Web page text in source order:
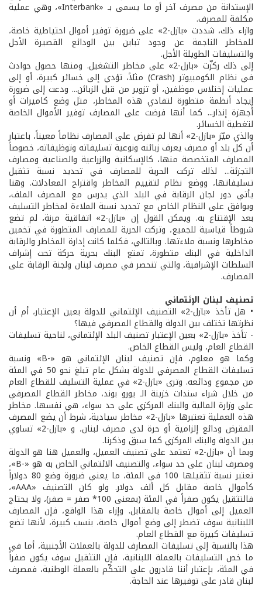
الإستدانة من مصرف آخر أو ما يسمى بـ «Interbank»، وهي عملية
مكلفة للمصرف.
وازاء ذلك، شددت «بازل-2» على ضرورة توفير أموال احتياطية خاصة،
للمخاطر الناجمة عن وجود تباين بين الودائع القصيرة الأجل
والتسليفات الطويلة الأجل.
إلى ذلك ركزّت «بازل-2» على مخاطر التشغيل. ومنها حصول حوادث
في نظام الكومبيوتر (Crash) مثلاً، تؤدي إلى خسائر كبيرة، أو إلى
عمليات إختلاس موظفين، أو تزوير من قبل الزبائن... ودعت إلى ضرورة
إيجاد أنظمة متطورة لتفادي هذه المخاطر، مثل وضع كاميرات أو
أجهزة إنذار... كما أنها فرضت على المصارف توفير الأموال الخاصة
لتغطية الخسائر.
والذي ميّز «بازل-2» أنها لم تفرض على المصارف نظاماً معيناً، باعتبار
أن كل بلد أو مصرف يعرف زبائنه ونوعية تسليفاته وتوظيفاته، خصوصاً
المصارف المتخصصة منها، كالإسكانية والزراعية والصناعية ومصارف
التجزئة... لذلك تركت الحرية للمصارف في تحديد نسبة تثقيل
تسليفاتها، ووضع نظام لتقييم المخاطر واقتراح المعادلات. وهنا
يأتي دور لجان الرقابة في البلد الذي يدرس مع المصرف الملف،
ويوافق على النظام الخاص مع تحديد نسبة الملاءة لمخاطر التسليف
بعد الإقتناع به. ويمكن القول إن «بازل-2» اتفاقية مرنة، لم تضع
شروطاً قياسية للجميع، وتركت الحرية للمصارف المتطورة في تخمين
مخاطرها ونسبة ملاءتها. وبالتالي، فكلما كانت إدارة المخاطر والرقابة
الداخلية في البنك متطورة، تمتع البنك بحرية حركة تحت إشراف
السلطات الإشرافية، والتي تنحصر في مصرف لبنان ولجنة الرقابة على
المصارف.
تصنيف لبنان الإئتماني
• هل تأخذ «بازل-2» التصنيف الإئتماني للدولة بعين الإعتبار، أم أن
نظرتها تختلف بين الدولة والقطاع المصرفي فيها؟
- تأخذ «بازل-2» بعين الإعتبار تصنيف البلد الإئتماني، لناحية تسليفات
القطاع العام، وليس القطاع الخاص.
وكما هو معلوم، فإن تصنيف لبنان الإئتماني هو «-B» ونسبة
تسليفات القطاع المصرفي للدولة بشكل عام تبلغ نحو 50 في المئة
من مجموع ودائعه. وترى «بازل-2» في عملية التسليف للقطاع العام
من خلال شراء سندات خزينة الـ يورو بوند، مخاطر القطاع المصرفي
على وزارة المالية والبنك المركزي على حد سواء، هي نفسها. مخاطر
هذه العملية تعتبرها «بازل-2» مخاطر سيادية، شرط أن يضع المصرف
المقرض ودائع إلزامية أو حرة لدى مصرف لبنان، و «بازل-2» تساوي
بين الدولة والبنك المركزي كما سبق وذكرنا.
وبما أن «بازل-2» تعتمد على تصنيف العميل، والعميل هنا هو الدولة
ومصرف لبنان على حد سواء، والتصنيف الائتماني الخاص به هو «-B»،
تعتبر نسبة تثقيلها 100 في المئة، ما يعني ضرورة وضع 80 دولاراً
كأموال خاصة مقابل كل ألف دولار. ولو كان التصنيف «AAA»،
فالتثقيل يكون صفراً في المئة (بمعنى 100* صفر = صفر)، ولا يحتاج
العميل إلى أموال خاصة بالمقابل. وإزاء هذا الواقع، فإن المصارف
اللبنانية سوف تضطر إلى وضع أموال خاصة، بنسب كبيرة، لأنها تضع
تسليفات كبيرة مع القطاع العام.
هذا بالنسبة إلى تسليفات المصارف للدولة بالعملات الأجنبية، أما في
ما خص التسليفات بالعملة اللبنانية، فإن التثقيل سوف يكون صفراً
في المئة، بإعتبار أننا قادرون على التحكّم بالعملة الوطنية، فمصرف
لبنان قادر على توفيرها عند الحاجة.